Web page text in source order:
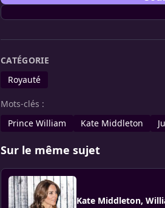
CATÉGORIE
Royauté
Mots-clés :
Prince William
Kate Middleton
Sur le même sujet
Kate Middleton,